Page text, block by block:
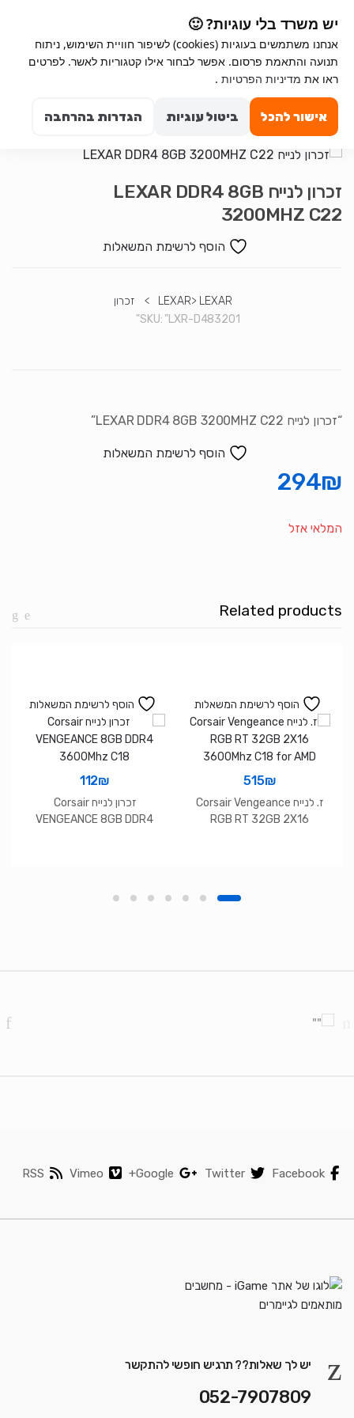
יש משרד בלי עוגיות? 🙂
אנחנו משתמשים בעוגיות (cookies) לשיפור חוויית השימוש, ניתוח
תנועה והתאמת פרסום. אפשר לבחור אילו קטגוריות לאשר. לפרטים
ראו את מדיניות הפרטיות .
אישור להכל ביטול עוגיות הגדרות בהרחבה
navigation
content
Search for:
זכרון לנייח LEXAR DDR4 8GB
3200MHZ C22
הוסף לרשימת המשאלות
LEXAR> LEXAR
>
זכרון
SKU: "LXR-D483201"
“זכרון לנייח LEXAR DDR4 8GB 3200MHZ C22”
הוסף לרשימת המשאלות
294₪
המלאי אזל
Related products
הוסף לרשימת המשאלות
515₪
ז. לנייח Corsair Vengeance
RGB RT 32GB 2X16
הוסף לרשימת המשאלות
112₪
זכרון לנייח Corsair
VENGEANCE 8GB DDR4
Facebook
Twitter
Google+
Vimeo
RSS
יש לך שאלות?? תרגיש חופשי להתקשר
052-7907809